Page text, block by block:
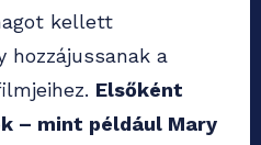
kellett
hozzájussanak a
Elsőként
– mint például Mary